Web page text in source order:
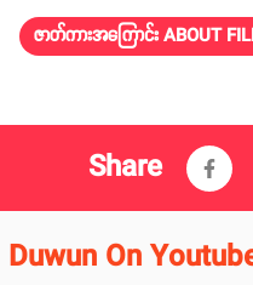
ဇာတ်ကားအကြောင်း ABOUT
Share
Duwun On